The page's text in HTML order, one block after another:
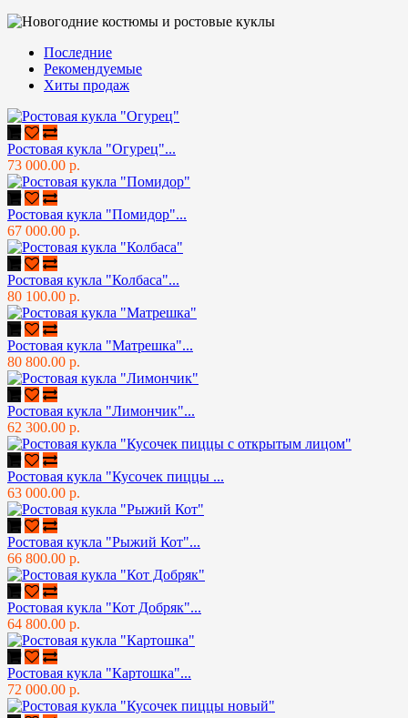
Последние
Рекомендуемые
Хиты продаж
Ростовая кукла "Огурец"...
73 000.00 р.
Ростовая кукла "Помидор"...
67 000.00 р.
Ростовая кукла "Колбаса"...
80 100.00 р.
Ростовая кукла "Матрешка"...
80 800.00 р.
Ростовая кукла "Лимончик"...
62 300.00 р.
Ростовая кукла "Кусочек пиццы ...
63 000.00 р.
Ростовая кукла "Рыжий Кот"...
66 800.00 р.
Ростовая кукла "Кот Добряк"...
64 800.00 р.
Ростовая кукла "Картошка"...
72 000.00 р.